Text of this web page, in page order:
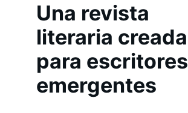
Una revista
literaria creada
para escritores
emergentes